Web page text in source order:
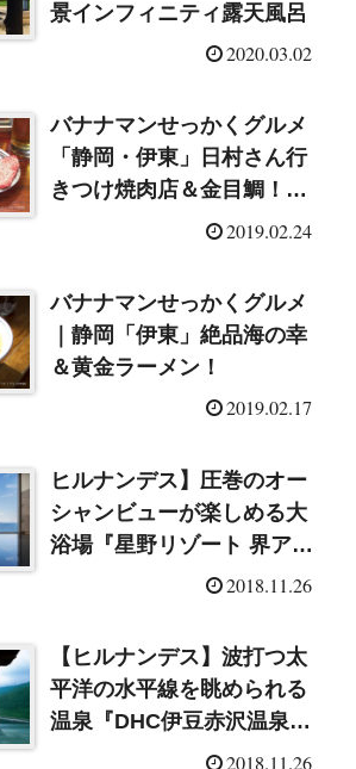
景インフィニティ露天風呂
2020.03.02
バナナマンせっかくグルメ
「静岡・伊東」日村さん行
きつけ焼肉店＆金目鯛！
2019.02.24
バナナマンせっかくグルメ
｜静岡「伊東」絶品海の幸
＆黄金ラーメン！
2019.02.17
ヒルナンデス】圧巻のオー
シャンビューが楽しめる大
浴場『星野リゾート 界アン
2018.11.26
【ヒルナンデス】波打つ太
平洋の水平線を眺められる
温泉『DHC伊豆赤沢温泉
2018.11.26